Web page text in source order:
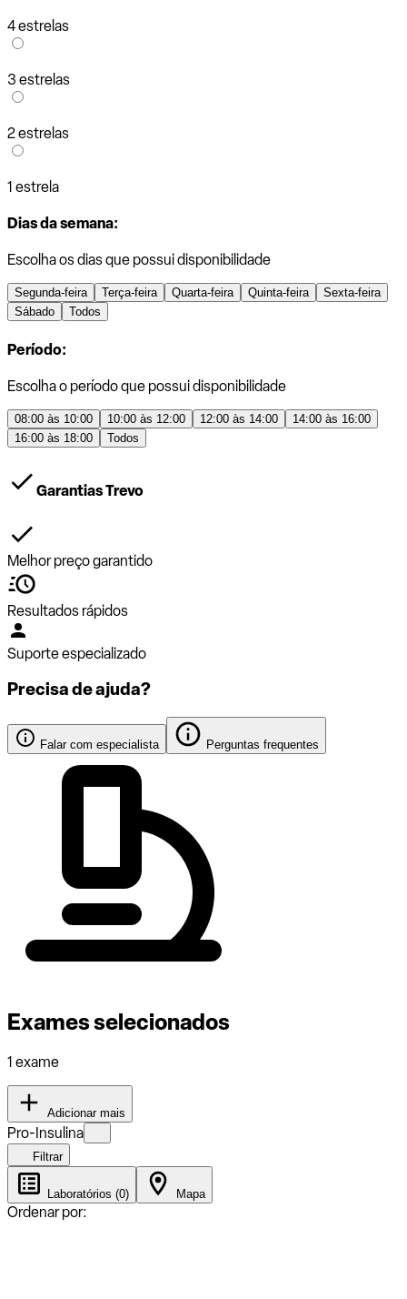
4 estrelas
3 estrelas
2 estrelas
1 estrela
Dias da semana:
Escolha os dias que possui disponibilidade
Segunda-feira Terça-feira Quarta-feira Quinta-feira
Sexta-feira
Sábado
Todos
Período:
Escolha o período que possui disponibilidade
08:00 às 10:00 10:00 às 12:00 12:00 às 14:00
14:00 às 16:00
16:00 às 18:00
Todos
Garantias Trevo
Melhor preço garantido
Resultados rápidos
Suporte especializado
Precisa de ajuda?
Falar com especialista Perguntas frequentes
Exames selecionados
1 exame
Adicionar mais
Pro-Insulina
Filtrar
Laboratórios (0) Mapa
Ordenar por: